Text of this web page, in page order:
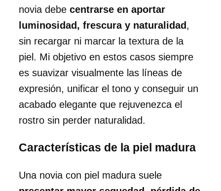
novia debe centrarse en aportar
luminosidad, frescura y naturalidad ,
sin recargar ni marcar la textura de la
piel. Mi objetivo en estos casos siempre
es suavizar visualmente las líneas de
expresión, unificar el tono y conseguir un
acabado elegante que rejuvenezca el
rostro sin perder naturalidad.
Características de la piel madura
Una novia con piel madura suele